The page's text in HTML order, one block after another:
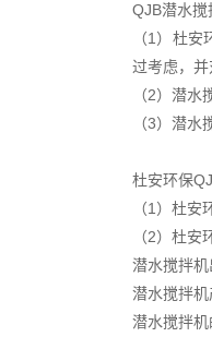
QJB潜水
（1）杜
过考虑，
（2）潜
（3）潜
杜安环保
（1）杜
（2）杜
潜水搅拌
潜水搅拌
潜水搅拌